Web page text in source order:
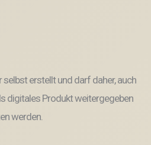
selbst erstellt und darf daher, auch
digitales Produkt weitergegeben
werden.